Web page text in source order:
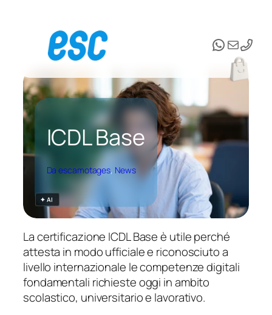
contenuto
Email
✦ AI
ICDL Base
Da escamotages, News
La certificazione ICDL Base è utile perché
attesta in modo ufficiale e riconosciuto a
livello internazionale le competenze digitali
fondamentali richieste oggi in ambito
scolastico, universitario e lavorativo.